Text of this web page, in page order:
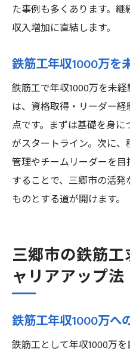
た事例も多くあります。
収入増加に直結します。
鉄筋工年収1000万を
鉄筋工で年収1000万を未
は、資格取得・リーダー
点です。まずは基礎を身
がスタートライン。次に
管理やチームリーダーを
することで、三郷市の活
ものとする道が開けます。
三郷市の鉄筋
ャリアアップ法
鉄筋工年収1000万へ
鉄筋工として年収1000万